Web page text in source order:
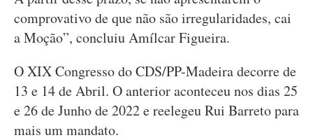
comprovativo de que não são irregularidades, cai
a Moção”, concluiu Amílcar Figueira.
O XIX Congresso do CDS/PP-Madeira decorre de
13 e 14 de Abril. O anterior aconteceu nos dias 25
e 26 de Junho de 2022 e reelegeu Rui Barreto para
mais um mandato.